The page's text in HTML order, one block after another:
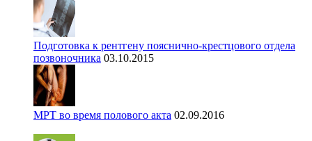
Подготовка к рентгену пояснично-крестцового отдела
позвоночника 03.10.2015
МРТ во время полового акта 02.09.2016